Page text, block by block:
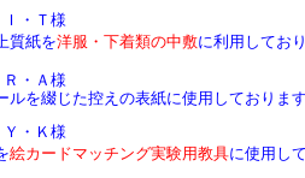
・Ｔ様
質紙を洋服・下着類の中敷に利用しており
・Ａ様
ルを綴じた控えの表紙に使用しております
・Ｋ様
絵カードマッチング実験用教具に使用し